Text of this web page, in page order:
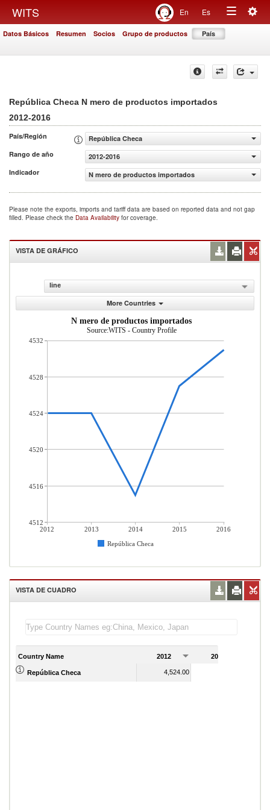
WITS En Es
Toggle
Datos Básicos Resumen Socios Grupo de productos País
República Checa N mero de productos importados
2012-2016
País/Región
República Checa
Rango de año
2012-2016
Indicador
N mero de productos importados
Please note the exports, imports and tariff data are based on reported data and not gap
filled. Please check the Data Availability for coverage.
VISTA DE GRÁFICO
line
More Countries
N mero de productos importados
Source:WITS - Country Profile
2012 2013 2014 2015
2016
República Checa
4532
4528
4524
4520
4516
4512
VISTA DE CUADRO
Country Name 2012 2013
República Checa 4,524.00